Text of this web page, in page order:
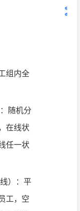
组内全
随机分
在线状
任一状
）：平
工，空